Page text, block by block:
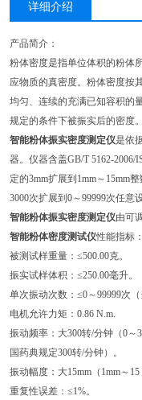
详细介绍
产品简介：
粉体密度是指单位体积的粉体
应物质的真密度。粉体密度按
均匀、连续的充满已知容积的
规定的条件下被振实后的密度
智能粉体振实密度测定仪是依
器。仪器含盖GB/T 5162-
定的3mm扩展到1mm～15mm
3000次扩展到0～99999次任
智能粉体振实密度测定仪由可
智能粉体密度测试仪性能指标
被测试样重量：≤500.00克。
振实试样体积：≤250.00毫升。
单次振动次数：≤0～99999次
电机允许力矩：0.86 N.m.
振动频率：大300转/分钟（0～
国药典规定300转/分钟）。
振动幅度：大15mm（1mm～
重复性误差：≤1%。